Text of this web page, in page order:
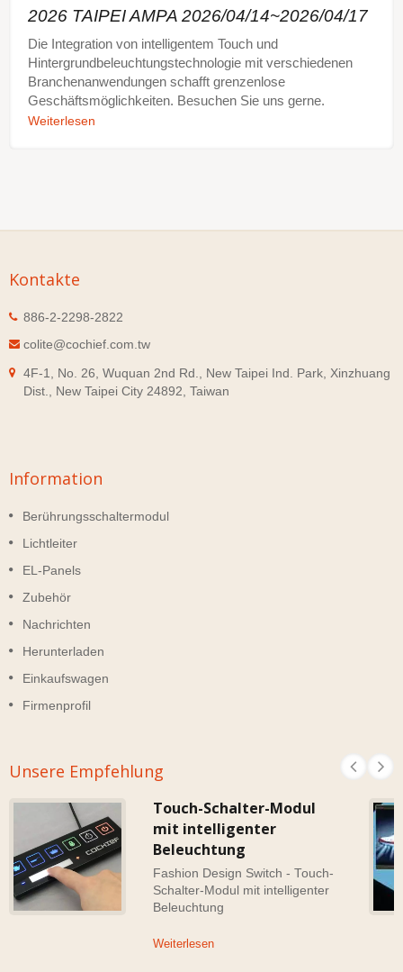
2026 TAIPEI AMPA 2026/04/14~2026/04/17
Die Integration von intelligentem Touch und
Hintergrundbeleuchtungstechnologie mit verschiedenen
Branchenanwendungen schafft grenzenlose
Geschäftsmöglichkeiten. Besuchen Sie uns gerne.
Weiterlesen
Kontakte
886-2-2298-2822
colite@cochief.com.tw
4F-1, No. 26, Wuquan 2nd Rd., New Taipei Ind. Park, Xinzhuang
Dist., New Taipei City 24892, Taiwan
Information
Berührungsschaltermodul
Lichtleiter
EL-Panels
Zubehör
Nachrichten
Herunterladen
Einkaufswagen
Firmenprofil
Unsere Empfehlung
Touch-Schalter-Modul
mit intelligenter
Beleuchtung
Fashion Design Switch - Touch-
Schalter-Modul mit intelligenter
Beleuchtung
Weiterlesen